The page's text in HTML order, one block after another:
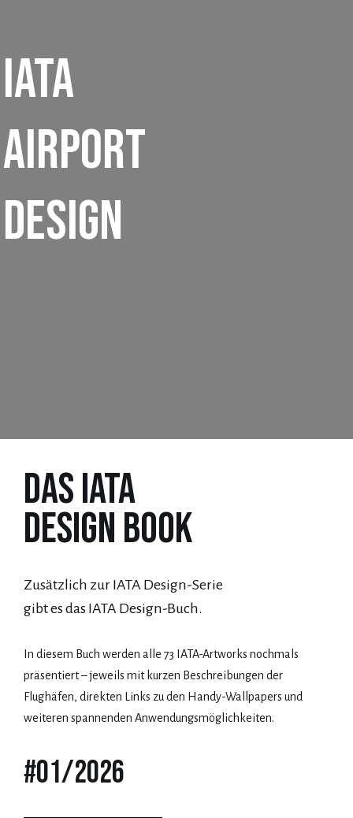
iata
airport
design
Das IATA
Design Book
Zusätzlich zur IATA Design-Serie
gibt es das IATA Design-Buch.
In diesem Buch werden alle 73 IATA-Artworks nochmals
präsentiert – jeweils mit kurzen Beschreibungen der
Flughäfen, direkten Links zu den Handy-Wallpapers und
weiteren spannenden Anwendungsmöglichkeiten.
#01/2026